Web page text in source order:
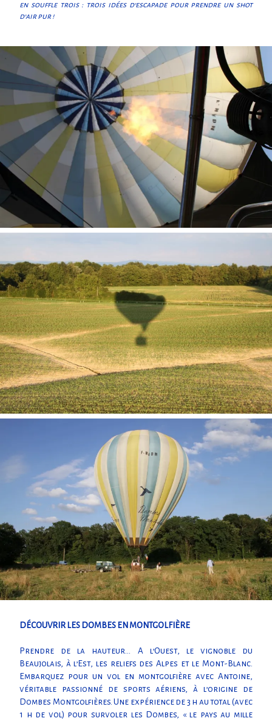
en souffle trois : trois idées d’escapade pour prendre un shot
d’air pur !
DÉCOUVRIR LES DOMBES EN MONTGOLFIÈRE
Prendre de la hauteur… A l’Ouest, le vignoble du
Beaujolais, à l’Est, les reliefs des Alpes et le Mont-Blanc.
Embarquez pour un vol en montgolfière avec Antoine,
véritable passionné de sports aériens, à l’origine de
Dombes Montgolfières. Une expérience de 3 h au total (avec
1 h de vol) pour survoler les Dombes, « le pays au mille